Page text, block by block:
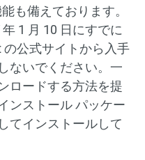
も備えております。
1 月 10 日にすでに
公式サイトから入手
ないでください。一
ロードする方法を提
ンストール パッケー
てインストールして